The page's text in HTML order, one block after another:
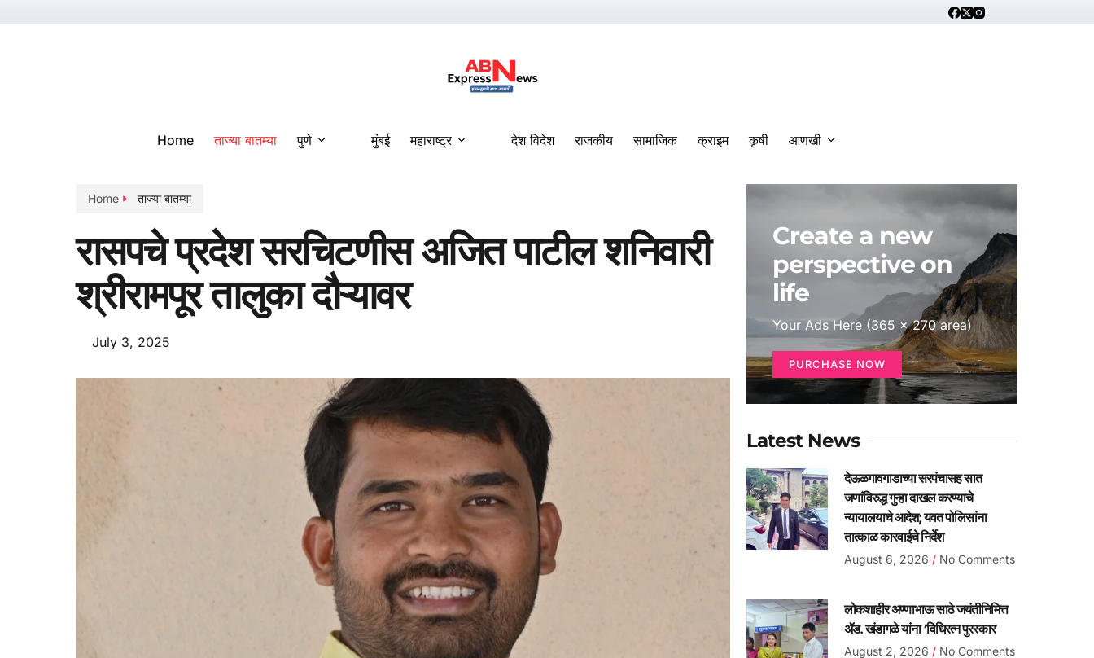
Home ताज्या बातम्या पुणे मुंबई महाराष्ट्र देश विदेश राजकीय सामाजिक क्राइम कृषी आणखी
Home ताज्या बातम्या
रासपचे प्रदेश सरचिटणीस अजित पाटील शनिवारी
श्रीरामपूर तालुका दौऱ्यावर
July 3, 2025
Create a new
perspective on
life
Your Ads Here (365 x 270 area)
PURCHASE NOW
Latest News
देऊळगावगाडाच्या सरपंचासह सात
जणांविरुद्ध गुन्हा दाखल करण्याचे
न्यायालयाचे आदेश; यवत पोलिसांना
तात्काळ कारवाईचे निर्देश
August 6, 2026 No Comments
लोकशाहीर अण्णाभाऊ साठे जयंतीनिमित्त
ॲड. खंडागळे यांना ‘विधिरत्न पुरस्कार
August 2, 2026 No Comments